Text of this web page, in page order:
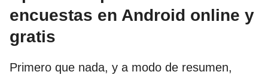
encuestas en Android online y
gratis
Primero que nada, y a modo de resumen,